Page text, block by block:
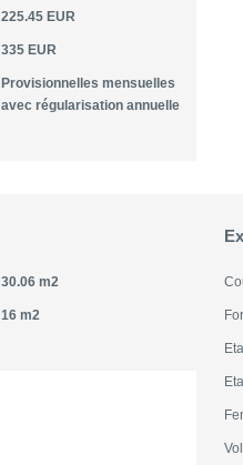
225.45 EUR
335 EUR
Provisionnelles mensuelles
avec régularisation annuelle
30.06 m2
16 m2